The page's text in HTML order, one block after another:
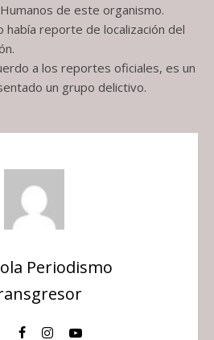
de este organismo.
reporte de localización del
a los reportes oficiales, es un
un grupo delictivo.
Periodismo